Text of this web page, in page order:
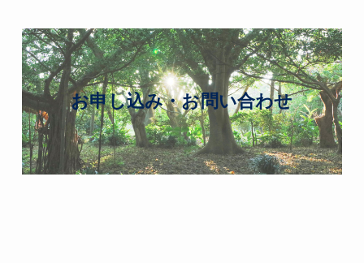
お申し込み・お問い合わせ